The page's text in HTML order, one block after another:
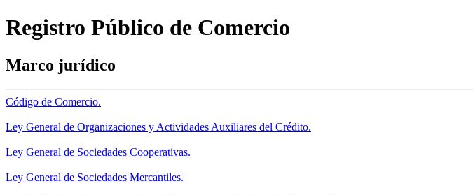
Registro Público de Comercio
Marco jurídico
Código de Comercio.
Ley General de Organizaciones y Actividades Auxiliares del Crédito.
Ley General de Sociedades Cooperativas.
Ley General de Sociedades Mercantiles.